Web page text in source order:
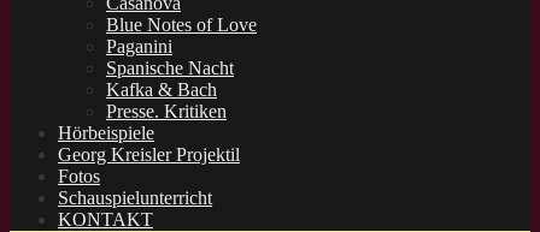
Blue Notes of Love
Paganini
Spanische Nacht
Kafka & Bach
Presse. Kritiken
Hörbeispiele
Georg Kreisler Projektil
Fotos
Schauspielunterricht
KONTAKT